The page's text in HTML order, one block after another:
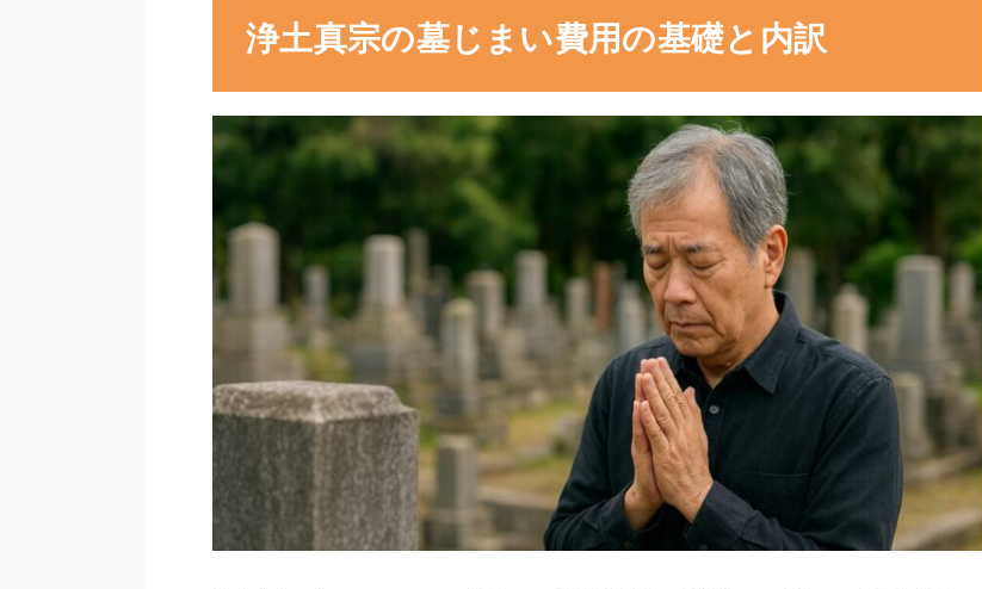
浄土真宗の墓じまい費用の基礎と内訳